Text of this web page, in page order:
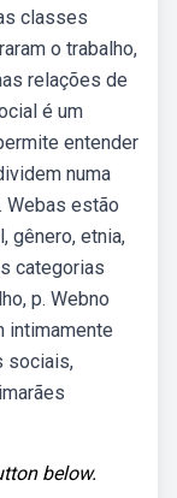
classes
o trabalho,
relações de
é um
entender
numa
Webas estão
gênero, etnia,
categorias
p. Webno
intimamente
sociais,
below.